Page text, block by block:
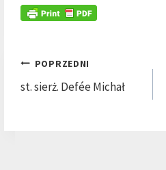
Nawigacja
wpisu
POPRZEDNI
st. sierż. Defée Michał